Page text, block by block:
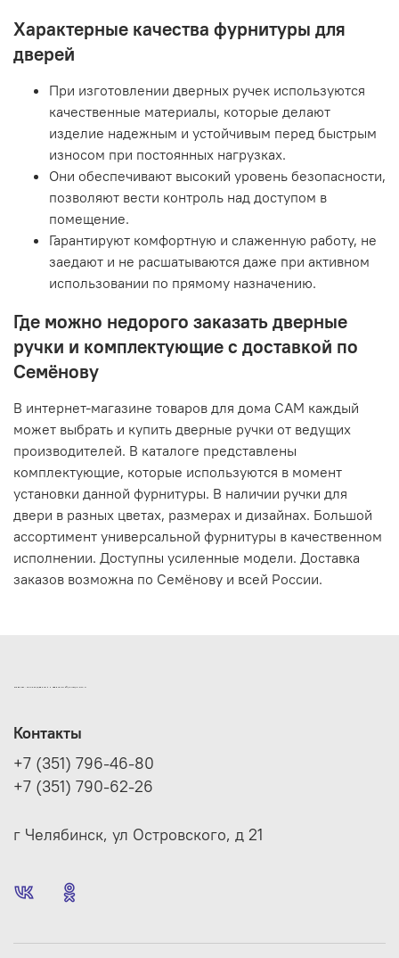
Характерные качества фурнитуры для
дверей
При изготовлении дверных ручек используются
качественные материалы, которые делают
изделие надежным и устойчивым перед быстрым
износом при постоянных нагрузках.
Они обеспечивают высокий уровень безопасности,
позволяют вести контроль над доступом в
помещение.
Гарантируют комфортную и слаженную работу, не
заедают и не расшатываются даже при активном
использовании по прямому назначению.
Где можно недорого заказать дверные
ручки и комплектующие с доставкой по
Семёнову
В интернет-магазине товаров для дома САМ каждый
может выбрать и купить дверные ручки от ведущих
производителей. В каталоге представлены
комплектующие, которые используются в момент
установки данной фурнитуры. В наличии ручки для
двери в разных цветах, размерах и дизайнах. Большой
ассортимент универсальной фурнитуры в качественном
исполнении. Доступны усиленные модели. Доставка
заказов возможна по Семёнову и всей России.
ИНТЕРНЕТ-МАГАЗИН ДВЕРНОЙ И МЕБЕЛЬНОЙ ФУРНИТУРЫ САМ
Контакты
+7 (351) 796-46-80
+7 (351) 790-62-26
г Челябинск, ул Островского, д 21